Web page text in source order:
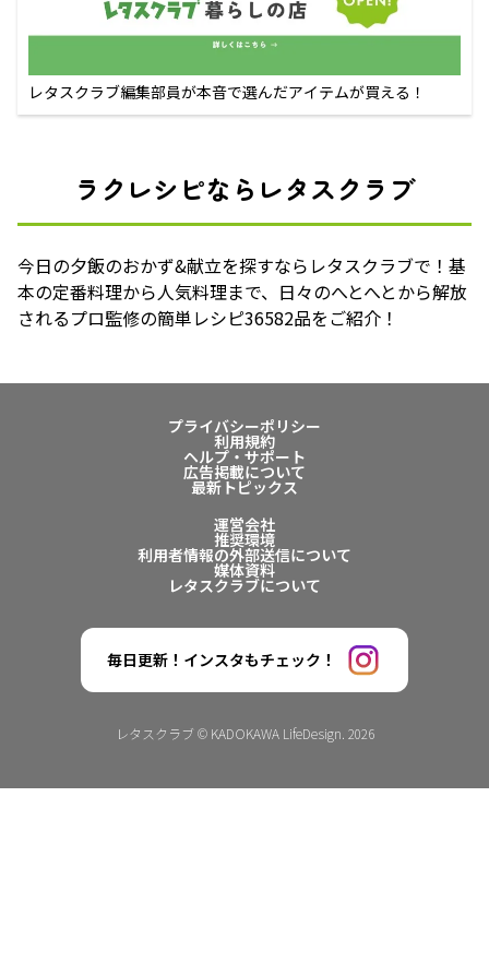
レタスクラブ編集部員が本音で選んだアイテムが買える！
ラクレシピならレタスクラブ
今日の夕飯のおかず&献立を探すならレタスクラブで！基
本の定番料理から人気料理まで、日々のへとへとから解放
されるプロ監修の簡単レシピ36582品をご紹介！
プライバシーポリシー
利用規約
ヘルプ・サポート
広告掲載について
最新トピックス
運営会社
推奨環境
利用者情報の外部送信について
媒体資料
レタスクラブについて
毎日更新！インスタもチェック！
レタスクラブ © KADOKAWA LifeDesign. 2026